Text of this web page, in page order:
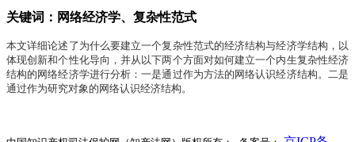
关键词：网络经济学、复杂性范式
本文详细论述了为什么要建立一个复杂性范式的经济结构与经济学结构，以
体现创新和个性化导向，并从以下两个方面对如何建立一个内生复杂性经济
结构的网络经济学进行分析：一是通过作为方法的网络认识经济结构。二是
通过作为研究对象的网络认识经济结构。